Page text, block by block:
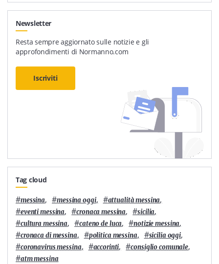
Newsletter
Resta sempre aggiornato sulle notizie e gli
approfondimenti di Normanno.com
Iscriviti
Tag cloud
#messina, #messina oggi, #attualità messina,
#eventi messina, #cronaca messina, #sicilia,
#cultura messina, #cateno de luca, #notizie messina,
#cronaca di messina, #politica messina, #sicilia oggi,
#coronavirus messina, #accorinti, #consiglio comunale,
#atm messina